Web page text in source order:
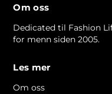
Om oss
Dedicated til Fashion
for menn siden 2005.
Les mer
Om oss